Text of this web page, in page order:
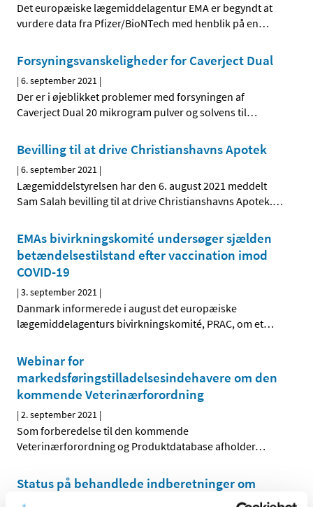
Det europæiske lægemiddelagentur EMA er begyndt at
vurdere data fra Pfizer/BioNTech med henblik på en…
Forsyningsvanskeligheder for Caverject Dual
|6. september 2021 |
Der er i øjeblikket problemer med forsyningen af
Caverject Dual 20 mikrogram pulver og solvens til…
Bevilling til at drive Christianshavns Apotek
|6. september 2021 |
Lægemiddelstyrelsen har den 6. august 2021 meddelt
Sam Salah bevilling til at drive Christianshavns Apotek.…
EMAs bivirkningskomité undersøger sjælden
betændelsestilstand efter vaccination imod
COVID-19
|3. september 2021 |
Danmark informerede i august det europæiske
lægemiddelagenturs bivirkningskomité, PRAC, om et…
Webinar for
markedsføringstilladelsesindehavere om den
kommende Veterinærforordning
|2. september 2021 |
Som forberedelse til den kommende
Veterinærforordning og Produktdatabase afholder…
Status på behandlede indberetninger om
formodede bivirkninger ved Spikevax